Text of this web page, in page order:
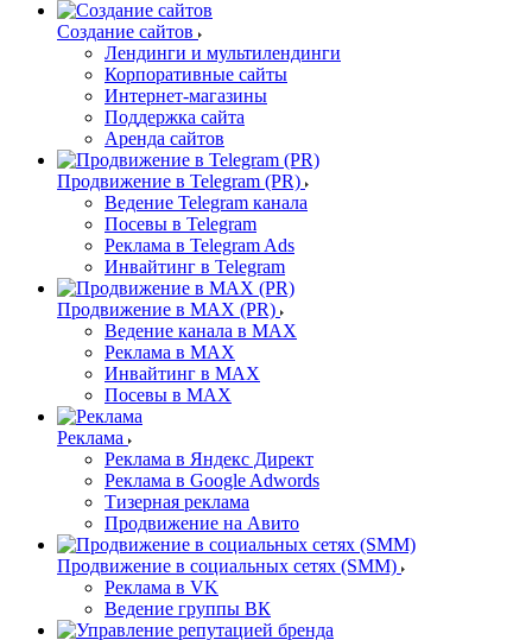
Создание сайтов
Лендинги и мультилендинги
Корпоративные сайты
Интернет-магазины
Поддержка сайта
Аренда сайтов
Продвижение в Telegram (PR)
Ведение Telegram канала
Посевы в Telegram
Реклама в Telegram Ads
Инвайтинг в Telegram
Продвижение в MAX (PR)
Ведение канала в MAX
Реклама в MAX
Инвайтинг в MAX
Посевы в MAX
Реклама
Реклама в Яндекс Директ
Реклама в Google Adwords
Тизерная реклама
Продвижение на Авито
Продвижение в социальных сетях (SMM)
Реклама в VK
Ведение группы ВК